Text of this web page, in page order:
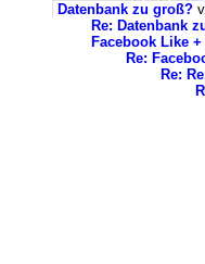
Datenbank zu groß?
Re: Datenbank
Facebook Like
Re:
Re: